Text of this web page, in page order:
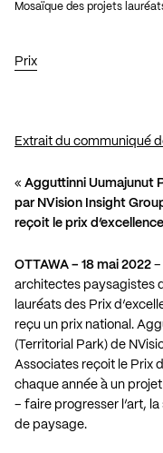
Prix
Mosaïque des projets
Extrait du communiqué
« Agguttinni Uumajunut
par NVision Insight
reçoit le prix
OTTAWA – 18 mai 2022 –
architectes paysagistes
lauréats des Prix
reçu un prix national.
(Territorial Park) de
Associates reçoit le Prix
chaque année à un
– faire progresser l’art,
de paysage.